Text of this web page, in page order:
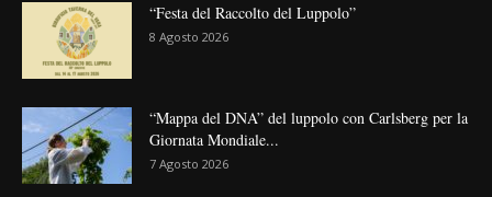
“Festa del Raccolto del Luppolo”
8 Agosto 2026
“Mappa del DNA” del luppolo con Carlsberg per la
Giornata Mondiale...
7 Agosto 2026